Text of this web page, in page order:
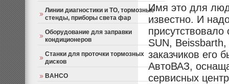
Линии диагностики и ТО, тормозные
стенды, приборы света фар
Оборудование для заправки
кондиционеров
Станки для проточки тормозных
дисков
BAHCO
Имя это для
известно. И
SUN,
заказчиков его
АвтоВАЗ,
сервисных